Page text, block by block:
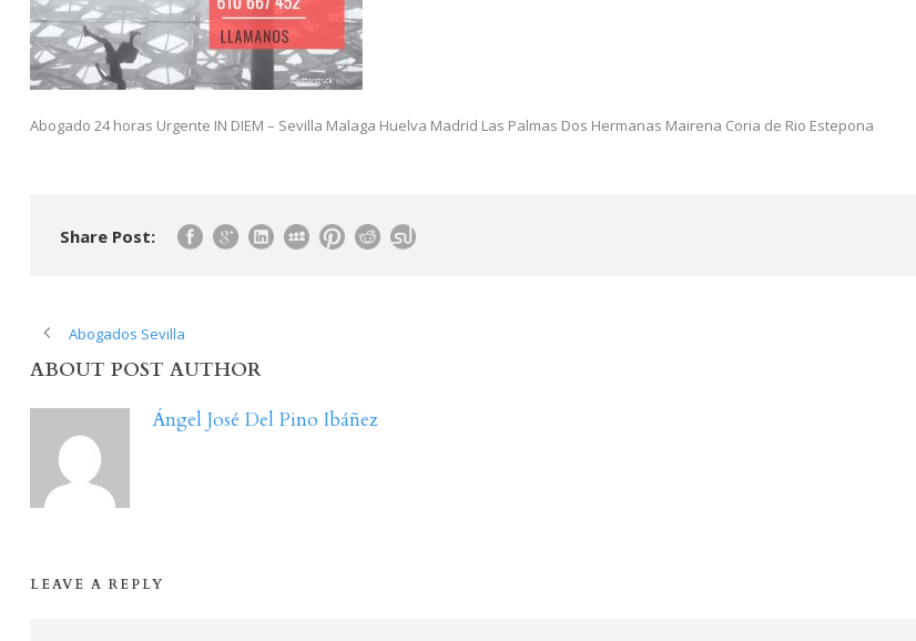
Abogado 24 horas Urgente IN DIEM – Sevilla Malaga Huelva Madrid Las Palmas Dos Hermanas Mairena Coria de Rio Estepona
Share Post:
Abogados Sevilla
ABOUT POST AUTHOR
Ángel José Del Pino Ibáñez
LEAVE A REPLY